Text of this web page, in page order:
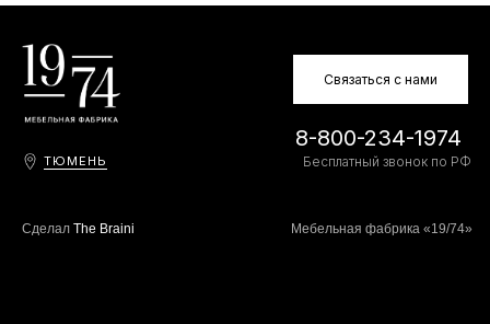
Мебельная фабрика «19/74»
Сделал The Braini
Связаться с нами
8-800-234-1974
Бесплатный звонок по РФ
ТЮМЕНЬ